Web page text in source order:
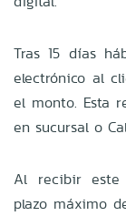
Tras 15 días
electrónico al
el monto. Esta
en sucursal o
Al recibir este
plazo máximo